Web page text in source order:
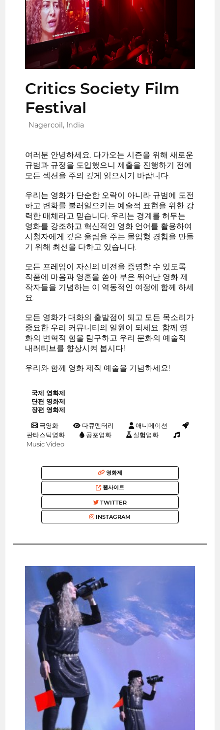
Critics Society Film
Festival
Nagercoil, India
여러분 안녕하세요. 다가오는 시즌을 위해 새로운
규범과 규정을 도입했으니 제출을 진행하기 전에
모든 섹션을 주의 깊게 읽으시기 바랍니다.
우리는 영화가 단순한 오락이 아니라 규범에 도전
하고 변화를 불러일으키는 예술적 표현을 위한 강
력한 매체라고 믿습니다. 우리는 경계를 허무는
영화를 강조하고 혁신적인 영화 언어를 활용하여
시청자에게 깊은 울림을 주는 몰입형 경험을 만들
기 위해 최선을 다하고 있습니다.
모든 프레임이 자신의 비전을 증명할 수 있도록
작품에 마음과 영혼을 쏟아 부은 뛰어난 영화 제
작자들을 기념하는 이 역동적인 여정에 함께 하세
요.
모든 영화가 대화의 출발점이 되고 모든 목소리가
중요한 우리 커뮤니티의 일원이 되세요. 함께 영
화의 변혁적 힘을 탐구하고 우리 문화의 예술적
내러티브를 향상시켜 봅시다!
우리와 함께 영화 제작 예술을 기념하세요!
국제 영화제
단편 영화제
장편 영화제
극영화 다큐멘터리
애니메이션
판타스틱영화
공포영화
실험영화
Music Video
영화제
웹사이트
TWITTER
INSTAGRAM